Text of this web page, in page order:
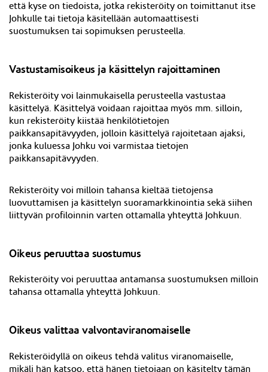
että kyse on tiedoista, jotka rekisteröity on toimittanut itse
Johkulle tai tietoja käsitellään automaattisesti
suostumuksen tai sopimuksen perusteella.
Vastustamisoikeus ja käsittelyn rajoittaminen
Rekisteröity voi lainmukaisella perusteella vastustaa
käsittelyä. Käsittelyä voidaan rajoittaa myös mm. silloin,
kun rekisteröity kiistää henkilötietojen
paikkansapitävyyden, jolloin käsittelyä rajoitetaan ajaksi,
jonka kuluessa Johku voi varmistaa tietojen
paikkansapitävyyden.
Rekisteröity voi milloin tahansa kieltää tietojensa
luovuttamisen ja käsittelyn suoramarkkinointia sekä siihen
liittyvän profiloinnin varten ottamalla yhteyttä Johkuun.
Oikeus peruuttaa suostumus
Rekisteröity voi peruuttaa antamansa suostumuksen milloin
tahansa ottamalla yhteyttä Johkuun.
Oikeus valittaa valvontaviranomaiselle
Rekisteröidyllä on oikeus tehdä valitus viranomaiselle,
mikäli hän katsoo, että hänen tietojaan on käsitelty tämän